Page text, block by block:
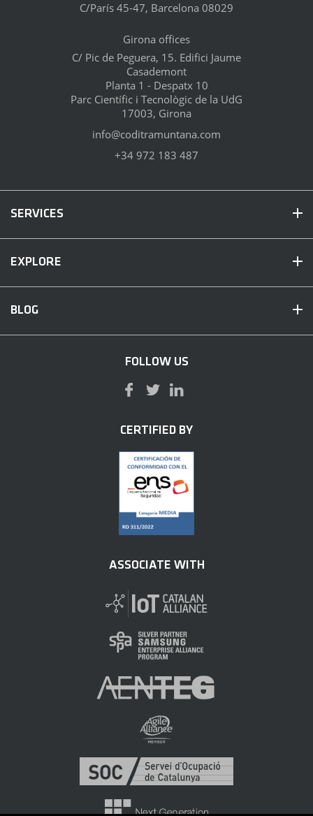
C/París 45-47, Barcelona 08029
Girona offices
C/ Pic de Peguera, 15. Edifici Jaume
Casademont
Planta 1 - Despatx 10
Parc Científic i Tecnològic de la UdG
17003, Girona
info@coditramuntana.com
+34 972 183 487
SERVICES
EXPLORE
BLOG
FOLLOW US
CERTIFIED BY
ASSOCIATE WITH